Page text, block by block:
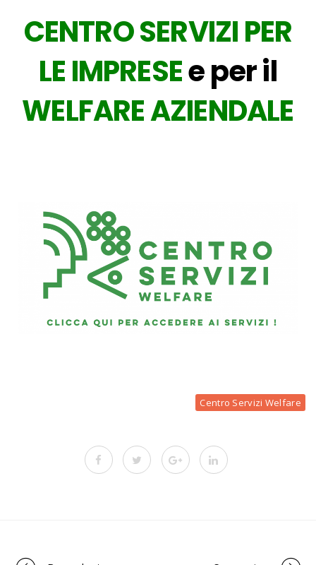
CENTRO SERVIZI PER
LE IMPRESEe per il
WELFARE AZIENDALE
Centro Servizi Welfare